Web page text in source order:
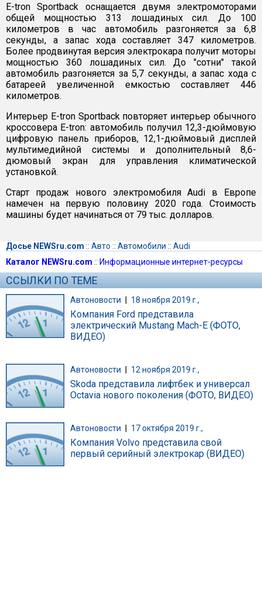
E-tron Sportback оснащается двумя электромоторами
общей мощностью 313 лошадиных сил. До 100
километров в час автомобиль разгоняется за 6,8
секунды, а запас хода составляет 347 километров.
Более продвинутая версия электрокара получит моторы
мощностью 360 лошадиных сил. До "сотни" такой
автомобиль разгоняется за 5,7 секунды, а запас хода с
батареей увеличенной емкостью составляет 446
километров.
Интерьер E-tron Sportback повторяет интерьер обычного
кроссовера E-tron: автомобиль получил 12,3-дюймовую
цифровую панель приборов, 12,1-дюймовый дисплей
мультимедийной системы и дополнительный 8,6-
дюмовый экран для управления климатической
установкой.
Старт продаж нового электромобиля Audi в Европе
намечен на первую половину 2020 года. Стоимость
машины будет начинаться от 79 тыс. долларов.
Досье NEWSru.com :: Авто :: Автомобили :: Audi
Каталог NEWSru.com :: Информационные интернет-ресурсы
ССЫЛКИ ПО ТЕМЕ
Автоновости | 18 ноября 2019 г.,
Компания Ford представила
электрический Mustang Mach-E (ФОТО,
ВИДЕО)
Автоновости 12 ноября 2019 г.,
Skoda представила лифтбек и универсал
Octavia нового поколения (ФОТО, ВИДЕО)
Автоновости 17 октября 2019 г.,
Компания Volvo представила свой
первый серийный электрокар (ВИДЕО)